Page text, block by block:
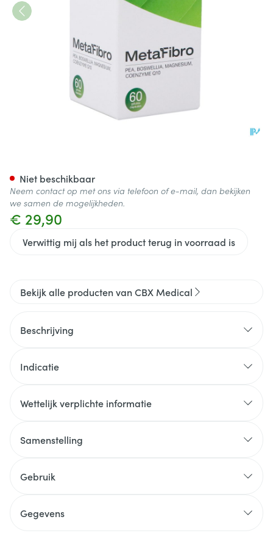
€ 29,90
Verwittig mij als het product terug in voorraad is
Niet beschikbaar
Neem contact op met ons via telefoon of e-mail, dan bekijken
we samen de mogelijkheden.
Bekijk alle producten van CBX Medical
Beschrijving
Indicatie
Wettelijk verplichte informatie
Samenstelling
Gebruik
Gegevens